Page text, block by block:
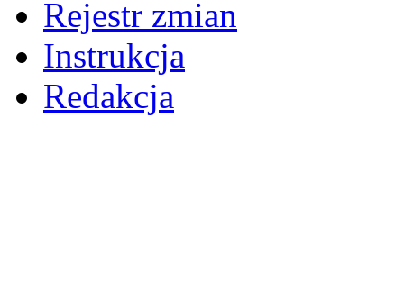
Rejestr zmian
Instrukcja
Redakcja